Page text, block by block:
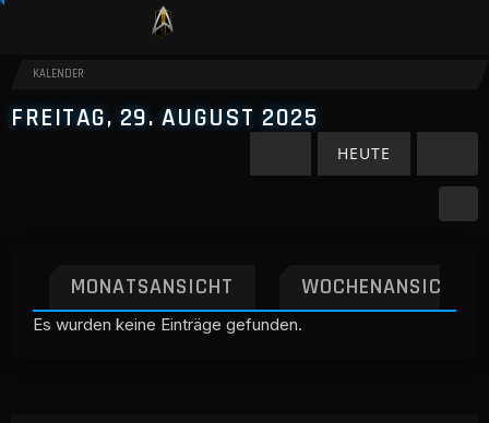
KALENDER
FREITAG, 29. AUGUST 2025
HEUTE
MONATSANSICHT WOCHENANSICHT
Es wurden keine Einträge gefunden.